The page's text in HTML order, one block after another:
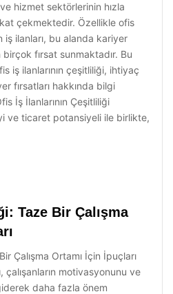
hizmet sektörlerinin hızla
çekmektedir. Özellikle ofis
iş ilanları, bu alanda kariyer
fırsat sunmaktadır. Bu
iş ilanlarının çeşitliliği, ihtiyaç
fırsatları hakkında bilgi
İş İlanlarının Çeşitliliği
ve ticaret potansiyeli ile birlikte,
Taze Bir Çalışma
Çalışma Ortamı İçin İpuçları
çalışanların motivasyonunu ve
daha fazla önem